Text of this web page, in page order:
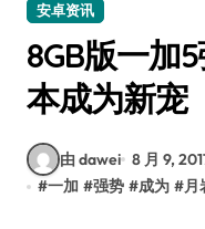
安卓资讯
8GB版一加
本成为新宠
由 dawei 8 月 9,
#一加 #强势 #成为 #月